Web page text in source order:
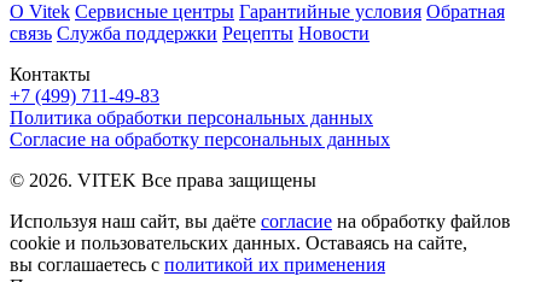
Контакты
+7 (499) 711-49-83
О Vitek Сервисные центры Гарантийные условия Обратная
связь Служба поддержки Рецепты Новости
Политика обработки персональных данных
Согласие на обработку персональных данных
© 2026. VITEK Все права защищены
Используя наш сайт, вы даёте согласие на обработку файлов
cookie и пользовательских данных. Оставаясь на сайте,
вы соглашаетесь с политикой их применения